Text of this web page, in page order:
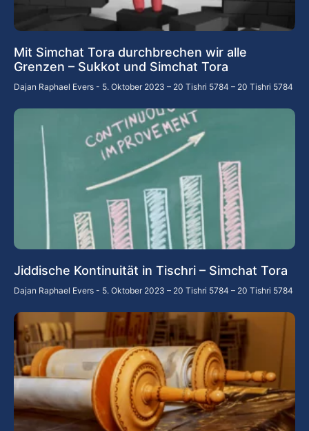
Mit Simchat Tora durchbrechen wir alle
Grenzen – Sukkot und Simchat Tora
Dajan Raphael Evers 5. Oktober 2023 – 20 Tishri 5784 – 20 Tishri 5784
Jiddische Kontinuität in Tischri – Simchat Tora
Dajan Raphael Evers 5. Oktober 2023 – 20 Tishri 5784 – 20 Tishri 5784